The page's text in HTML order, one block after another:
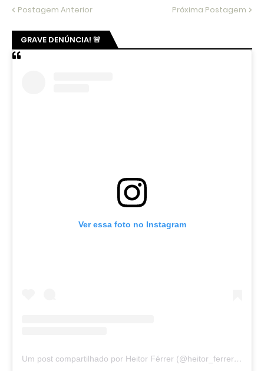
Postagem Anterior Próxima Postagem
GRAVE DENÚNCIA! 🚨
Ver essa foto no Instagram
Um post compartilhado por Heitor Férrer (@heitor_ferrer77)